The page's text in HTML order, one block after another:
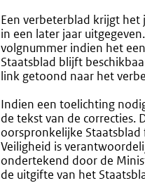
Een verbeterblad krijgt
in een later jaar
volgnummer indien het
Staatsblad blijft
link getoond naar het
Indien een toelichting
de tekst van de
oorspronkelijke
Veiligheid is
ondertekend door de
de uitgifte van het